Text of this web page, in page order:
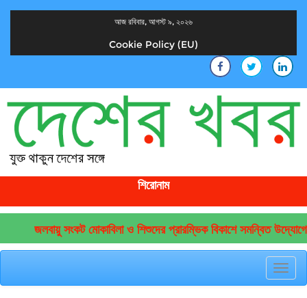
আজ রবিবার, আগস্ট ৯, ২০২৬
Cookie Policy (EU)
শিরোনাম
জলবায়ু সংকট মোকাবিলা ও শিশুদের প্রারম্ভিক বিকাশে সমন্বিত উদ্যোগের